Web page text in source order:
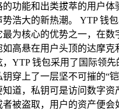
功能和出类拔萃的用户体
浩大的新热潮。 YTP 钱
为核心的优势之一，在数
高悬在用户头顶的达摩克
YTP 钱包采用了国际领先
穿上了一层坚不可摧的“
道，私钥可是访问数字资
被盗取，用户的资产便会